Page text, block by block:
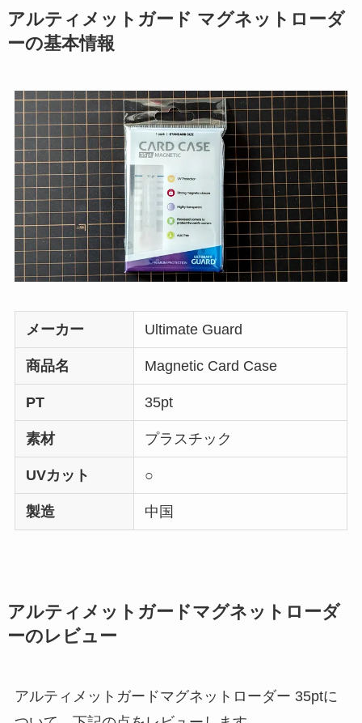
アルティメットガード マグネットローダ
ーの基本情報
メーカー Ultimate Guard
商品名 Magnetic Card Case
PT 35pt
素材 プラスチック
UVカット ○
製造 中国
アルティメットガードマグネットローダ
ーのレビュー
アルティメットガードマグネットローダー 35ptに